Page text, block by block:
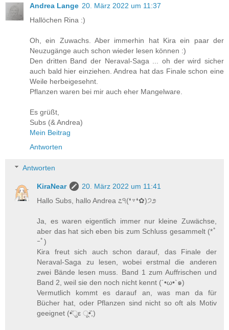
Andrea Lange 20. März 2022 um 11:37
Hallöchen Rina :)
Oh, ein Zuwachs. Aber immerhin hat Kira ein paar der
Neuzugänge auch schon wieder lesen können :)
Den dritten Band der Neraval-Saga ... oh der wird sicher
auch bald hier einziehen. Andrea hat das Finale schon eine
Weile herbeigesehnt.
Pflanzen waren bei mir auch eher Mangelware.
Es grüßt,
Subs (& Andrea)
Mein Beitrag
Antworten
Antworten
KiraNear
20. März 2022 um 11:41
Hallo Subs, hallo Andrea ೭੧(❛▿❛✿)੭೨
Ja, es waren eigentlich immer nur kleine Zuwächse,
aber das hat sich eben bis zum Schluss gesammelt (*ﾟ
ｰﾟ)ゞ
Kira freut sich auch schon darauf, das Finale der
Neraval-Saga zu lesen, wobei erstmal die anderen
zwei Bände lesen muss. Band 1 zum Auffrischen und
Band 2, weil sie den noch nicht kennt (´•ω•`๑)
Vermutlich kommt es darauf an, was man da für
Bücher hat, oder Pflanzen sind nicht so oft als Motiv
geeignet (•᷉ुε ू•᷈,)